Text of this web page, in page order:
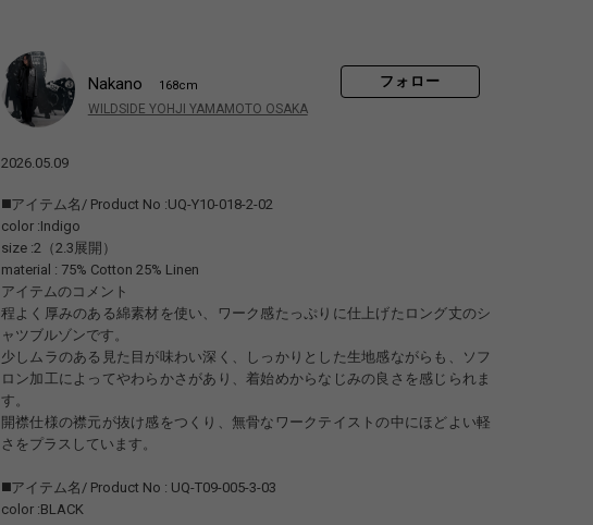
Nakano 168cm
WILDSIDE YOHJI YAMAMOTO OSAKA
フォロー
2026.05.09
◼️アイテム名/ Product No :UQ-Y10-018-2-02
color :Indigo
size :2（2.3展開）
material : 75% Cotton 25% Linen
アイテムのコメント
程よく厚みのある綿素材を使い、ワーク感たっぷりに仕上げたロング丈のシ
ャツブルゾンです。
少しムラのある見た目が味わい深く、しっかりとした生地感ながらも、ソフ
ロン加工によってやわらかさがあり、着始めからなじみの良さを感じられま
す。
開襟仕様の襟元が抜け感をつくり、無骨なワークテイストの中にほどよい軽
さをプラスしています。
◼️アイテム名/ Product No : UQ-T09-005-3-03
color :BLACK